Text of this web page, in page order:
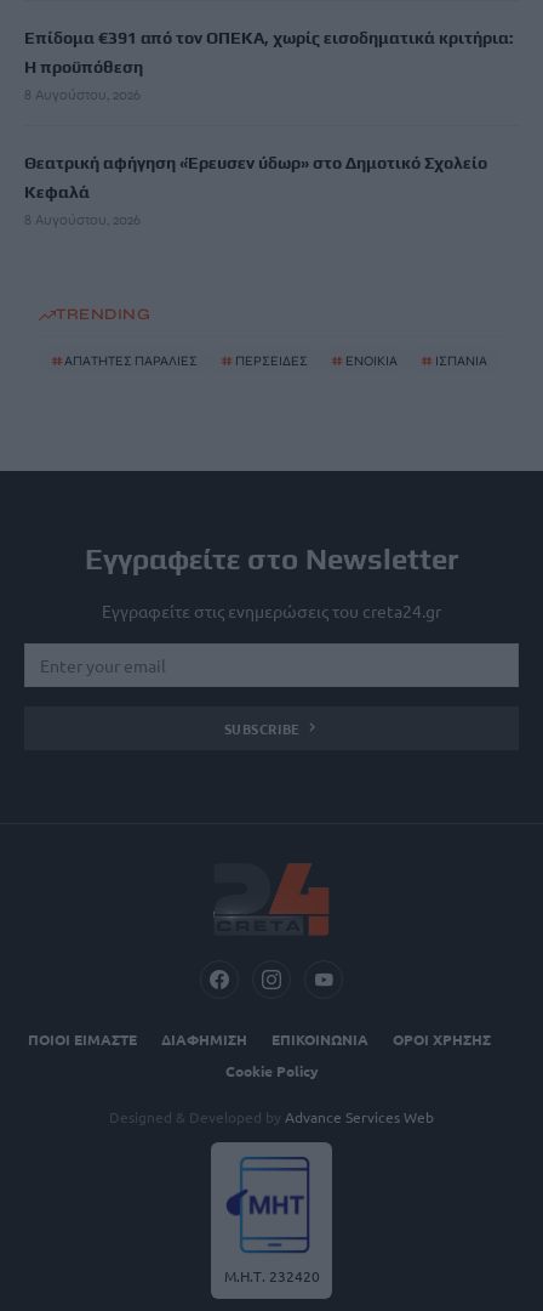
Επίδομα €391 από τον ΟΠΕΚΑ, χωρίς εισοδηματικά κριτήρια:
Η προϋπόθεση
8 Αυγούστου, 2026
Θεατρική αφήγηση «Έρευσεν ύδωρ» στο Δημοτικό Σχολείο
Κεφαλά
8 Αυγούστου, 2026
TRENDING
# ΑΠΑΤΗΤΕΣ ΠΑΡΑΛΙΕΣ # ΠΕΡΣΕΙΔΕΣ # ΕΝΟΙΚΙΑ # ΙΣΠΑΝΙΑ
Εγγραφείτε στο Newsletter
Εγγραφείτε στις ενημερώσεις του creta24.gr
SUBSCRIBE
ΠΟΙΟΙ ΕΙΜΑΣΤΕ ΔΙΑΦΗΜΙΣΗ ΕΠΙΚΟΙΝΩΝΙΑ
ΟΡΟΙ ΧΡΗΣΗΣ
Cookie Policy
Designed & Developed by Advance Services Web
Μ.Η.Τ. 232420